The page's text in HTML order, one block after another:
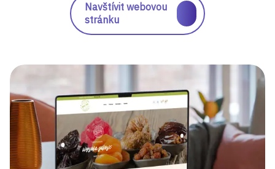
Navštívit webovou
stránku